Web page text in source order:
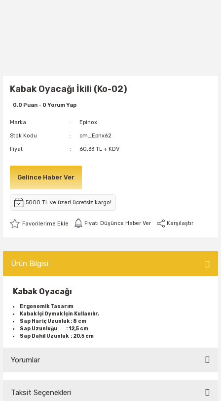
Kabak Oyacağı İkili (Ko-02)
0.0 Puan - 0 Yorum Yap
Marka Epinox
Stok Kodu cm_Epnx62
Fiyat 60,33 TL + KDV
Gelince Haber Ver
5000 TL ve üzeri ücretsiz kargo!
Fiyatı Düşünce Haber Ver Karşılaştır
Ürün Bilgisi
Kabak Oyacağı
Ergonomik Tasarım
Kabak İçi Oymak İçin Kullanılır.
Sap Hariç Uzunluk : 8 cm
Sap Uzunluğu : 12,5 cm
Sap Dahil Uzunluk : 20,5 cm
Yorumlar
Taksit Seçenekleri